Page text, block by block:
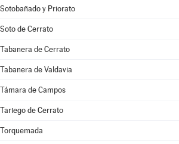
Sotobañado y Priorato
Soto de Cerrato
Tabanera de Cerrato
Tabanera de Valdavia
Támara de Campos
Tariego de Cerrato
Torquemada